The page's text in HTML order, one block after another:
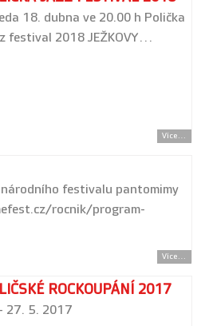
18. dubna ve 20.00 h Polička
festival 2018 JEŽKOVY…
Více...
festivalu pantomimy
rocnik/program-
Více...
ROCKOUPÁNÍ 2017
27. 5. 2017